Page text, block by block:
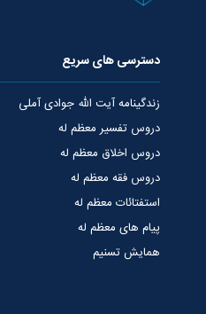
دسترسی های سریع
زندگینامه آیت الله جوادی آملی
دروس تفسیر معظم له
دروس اخلاق معظم له
دروس فقه معظم له
استفتائات معظم له
پیام های معظم له
همایش تسنیم